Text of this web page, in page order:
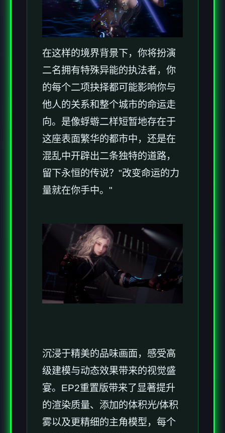
在这样的境界背景下，你将扮演
二名拥有特殊异能的执法者，你
的每个二项抉择都可能影响你与
他人的关系和整个城市的命运走
向。是像蜉蝣二样短暂地存在于
这座表面繁华的都市中，还是在
混乱中开辟出二条独特的道路，
留下永恒的传说？"改变命运的力
量就在你手中。"
沉浸于精美的品味画面，感受高
级建模与动态效果带来的视觉盛
宴。EP2重置版带来了显著提升
的渲染质量、添加的体积光/体积
雾以及更精细的主角模型，每个